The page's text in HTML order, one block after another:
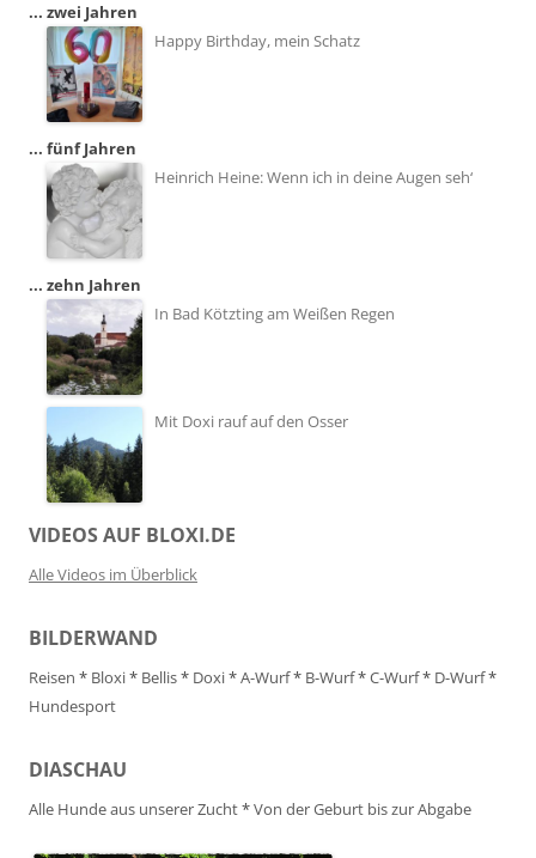
... zwei Jahren
Happy Birthday, mein Schatz
... fünf Jahren
Heinrich Heine: Wenn ich in deine Augen seh‘
... zehn Jahren
In Bad Kötzting am Weißen Regen
Mit Doxi rauf auf den Osser
VIDEOS AUF BLOXI.DE
Alle Videos im Überblick
BILDERWAND
Reisen * Bloxi* Bellis* Doxi*A-Wurf* B-Wurf*C-Wurf* D-Wurf*
Hundesport
DIASCHAU
Alle Hunde aus unserer Zucht*Von der Geburt bis zur Abgabe